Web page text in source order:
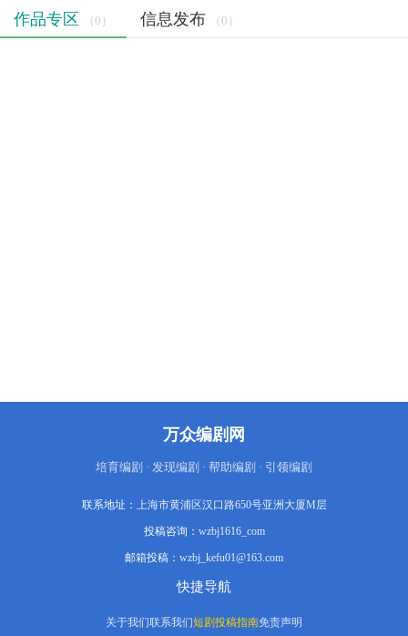
作品专区 （0） 信息发布 （0）
万众编剧网
培育编剧 · 发现编剧 · 帮助编剧 · 引领编剧
联系地址： 上海市黄浦区汉口路650号亚洲大厦M层
投稿咨询： wzbj1616_com
邮箱投稿： wzbj_kefu01@163.com
快捷导航
关于我们联系我们短剧投稿指南免责声明